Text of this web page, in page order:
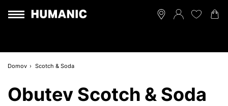
Domov Scotch & Soda
Obutev Scotch & Soda